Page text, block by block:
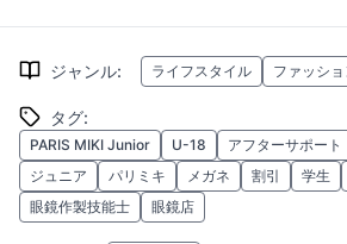
ジャンル: ライフスタイル ファッショ
タグ:
PARIS MIKI Junior U-18 アフターサポート
ジュニア
パリミキ メガネ 割引 学生
眼鏡作製技能士
眼鏡店